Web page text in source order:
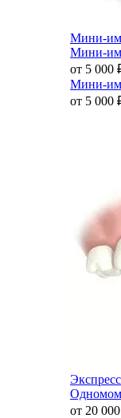
Мини-
Мини-
от 5 000
Мини-
от 5 000
от 20 000